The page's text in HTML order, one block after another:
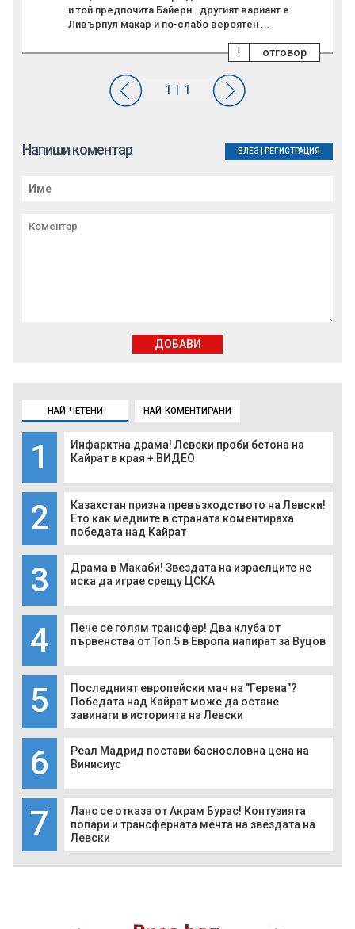
НАЙ-ЧЕТЕНИ НАЙ-КОМЕНТИРАНИ
1
Инфарктна драма! Левски проби бетона на
Кайрат в края + ВИДЕО
2
Казахстан призна превъзходството на Левски!
Ето как медиите в страната коментираха
победата над Кайрат
3
Драма в Макаби! Звездата на израелците не
иска да играе срещу ЦСКА
4
Пече се голям трансфер! Два клуба от
първенства от Топ 5 в Европа напират за Вуцов
5
Последният европейски мач на "Герена"?
Победата над Кайрат може да остане
завинаги в историята на Левски
6
Реал Мадрид постави баснословна цена на
Винисиус
7
Ланс се отказа от Акрам Бурас! Контузията
попари и трансферната мечта на звездата на
Левски
и той предпочита Байерн . другият вариант е
Ливърпул макар и по-слабо вероятен ...
отговор
!
Напиши коментар ВЛЕЗ РЕГИСТРАЦИЯ
ДОБАВИ